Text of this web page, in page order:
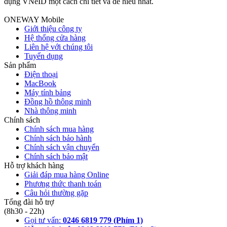
ONEWAY Mobile
Giới thiệu công ty
Hệ thống cửa hàng
Liên hệ với chúng tôi
Tuyển dụng
Sản phẩm
Điện thoại
MacBook
Máy tính bảng
Đồng hồ thông minh
Nhà thông minh
Chính sách
Chính sách mua hàng
Chính sách bảo hành
Chính sách vận chuyển
Chính sách bảo mật
Hỗ trợ khách hàng
Giải đáp mua hàng Online
Phương thức thanh toán
Câu hỏi thường gặp
Tổng đài hỗ trợ
(8h30 - 22h)
Gọi tư vấn: 0246 6819 779 (Phím 1)